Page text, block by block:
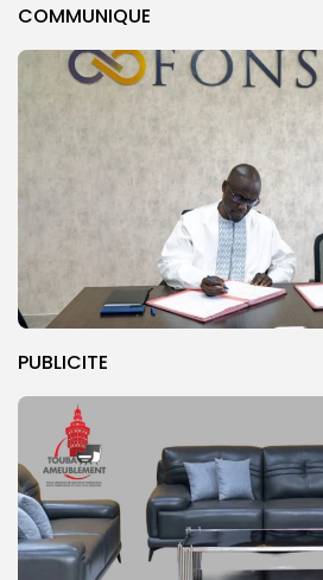
COMMUNIQUE
PUBLICITE